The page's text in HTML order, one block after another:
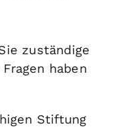
zuständige
haben
Stiftung